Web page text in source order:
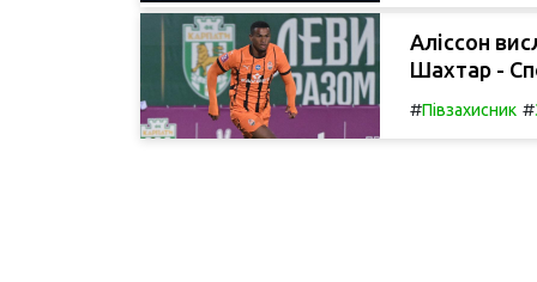
Аліссон
Шахтар -
#Півзахисник #